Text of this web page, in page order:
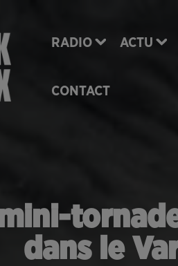
RADIO ACTU
CONTACT
dans le